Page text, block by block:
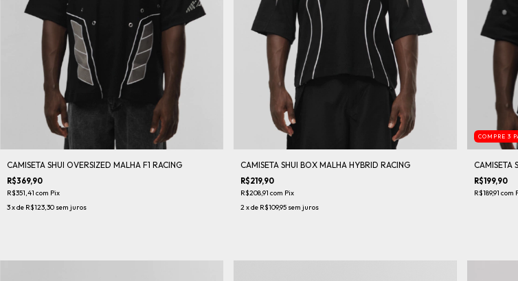
CAMISETA SHUI OVERSIZED MALHA F1 RACING
R$369,90
R$351,41 com Pix
3x de R$123,30 sem juros
CAMISETA SHUI BOX MALHA HYBRID RACING
R$219,90
R$208,91 com Pix
2 x de R$109,95 sem juros
COMPRE 3
CAMISETA
R$199,90
R$189,91 com